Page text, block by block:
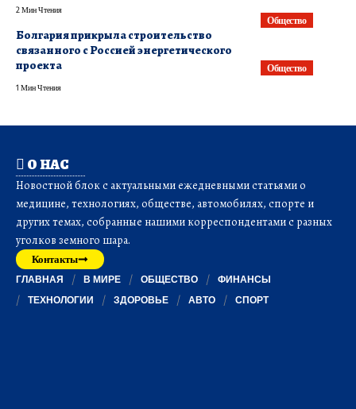
Общество
2 Мин Чтения
Общество
Болгария прикрыла строительство
связанного с Россией энергетического
проекта
1 Мин Чтения
О НАС
Новостной блок с актуальными ежедневными статьями о
медицине, технологиях, обществе, автомобилях, спорте и
других темах, собранные нашими корреспондентами с разных
уголков земного шара.
Контакты
ГЛАВНАЯ В МИРЕ ОБЩЕСТВО
ФИНАНСЫ
ТЕХНОЛОГИИ
ЗДОРОВЬЕ АВТО СПОРТ